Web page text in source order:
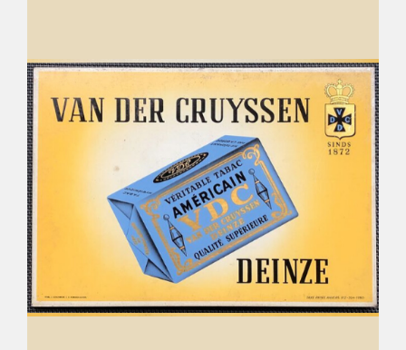
Pub
Livres & BD
Jeux & Jouets
Son & Cinéma